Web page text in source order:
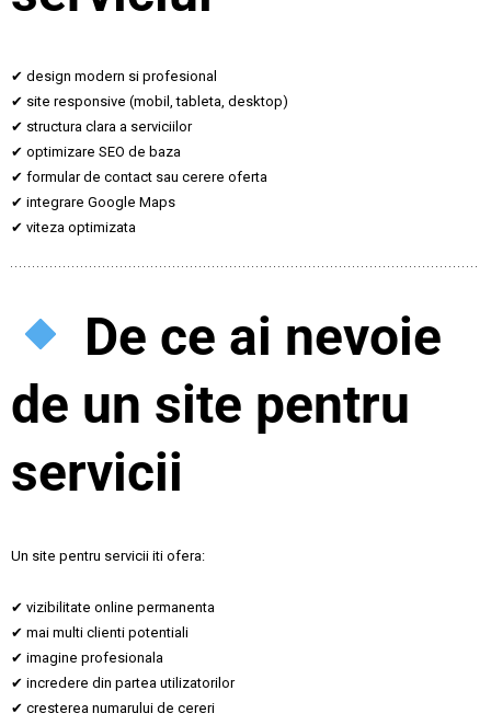
✔ design modern si profesional
✔ site responsive (mobil, tableta, desktop)
✔ structura clara a serviciilor
✔ optimizare SEO de baza
✔ formular de contact sau cerere oferta
✔ integrare Google Maps
✔ viteza optimizata
De ce ai nevoie
de un site pentru
servicii
Un site pentru servicii iti ofera:
✔ vizibilitate online permanenta
✔ mai multi clienti potentiali
✔ imagine profesionala
✔ incredere din partea utilizatorilor
✔ cresterea numarului de cereri